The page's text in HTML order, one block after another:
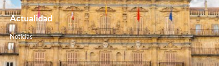
Actualidad
Noticias